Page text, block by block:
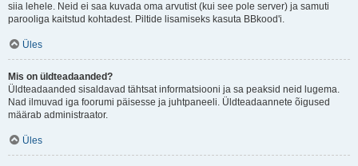
siia lehele. Neid ei saa kuvada oma arvutist (kui see pole server) ja samuti
parooliga kaitstud kohtadest. Piltide lisamiseks kasuta BBkood'i.
Üles
Mis on üldteadaanded?
Üldteadaanded sisaldavad tähtsat informatsiooni ja sa peaksid neid lugema.
Nad ilmuvad iga foorumi päisesse ja juhtpaneeli. Üldteadaannete õigused
määrab administraator.
Üles